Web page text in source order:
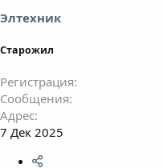
Элтехник
Старожил
Регистрация
Сообщения
Адрес
7 Дек 2025